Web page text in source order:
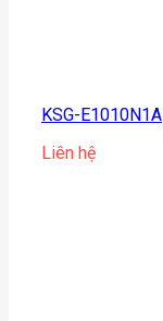
KSG-E1010N1A
Liên hệ